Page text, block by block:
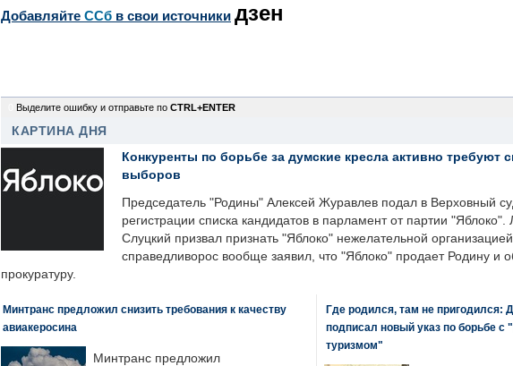
Добавляйте CСб в свои источники дзен
Выделите ошибку и отправьте по CTRL+ENTER
КАРТИНА ДНЯ
Конкуренты по борьбе за думские кресла активно требуют
выборов
Председатель "Родины" Алексей Журавлев подал в Верховный
регистрации списка кандидатов в парламент от партии
Слуцкий призвал признать "Яблоко" нежелательной
справедливорос вообще заявил, что "Яблоко" продает Родину и
прокуратуру.
Минтранс предложил снизить требования к качеству
авиакеросина
Минтранс предложил
Где родился, там не пригодился:
подписал новый указ по борьбе с
туризмом"